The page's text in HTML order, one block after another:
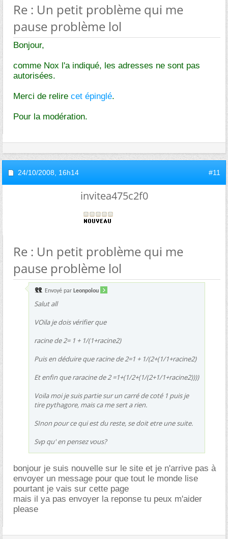
Re : Un petit problème qui me
pause problème lol
Bonjour,
comme Nox l'a indiqué, les adresses ne sont pas
autorisées.
Merci de relire cet épinglé.
Pour la modération.
24/10/2008, 16h14 #11
invitea475c2f0
Re : Un petit problème qui me
pause problème lol
Envoyé par Leonpolou
Salut all
VOila je dois vérifier que
racine de 2= 1 + 1/(1+racine2)
Puis en déduire que racine de 2=1 + 1/(2+(1/1+racine2)
Et enfin que raracine de 2 =1+(1/2+(1/(2+1/1+racine2))))
Voila moi je suis partie sur un carré de coté 1 puis je
tire pythagore, mais ca me sert a rien.
SInon pour ce qui est du reste, se doit etre une suite.
Svp qu' en pensez vous?
bonjour je suis nouvelle sur le site et je n'arrive pas à
envoyer un message pour que tout le monde lise
pourtant je vais sur cette page
mais il ya pas envoyer la reponse tu peux m'aider
please